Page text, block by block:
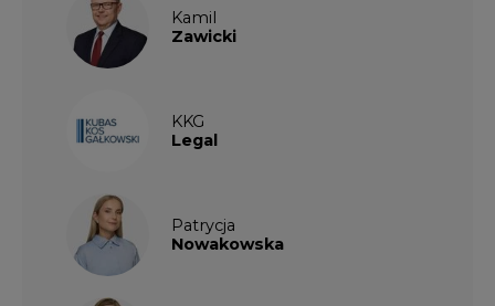
Kamil
Zawicki
KKG
Legal
Patrycja
Nowakowska